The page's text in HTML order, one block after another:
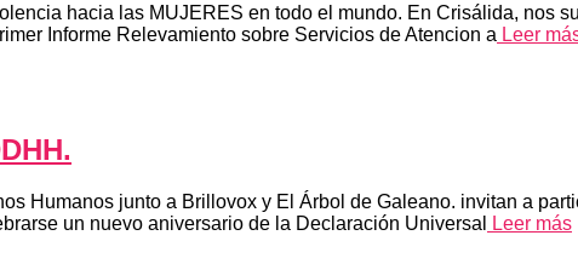
hacia las MUJERES en todo el mundo. En Crisálida, nos
Informe Relevamiento sobre Servicios de Atencion a Leer
Humanos junto a Brillovox y El Árbol de Galeano. invitan a
un nuevo aniversario de la Declaración Universal
Leer más